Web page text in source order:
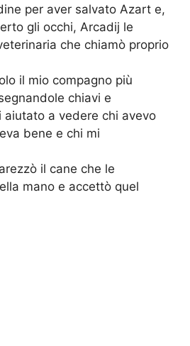
per aver salvato Azart e,
gli occhi, Arcadij le
che chiamò proprio
il mio compagno più
chiavi e
aiutato a vedere chi avevo
bene e chi mi
il cane che le
mano e accettò quel